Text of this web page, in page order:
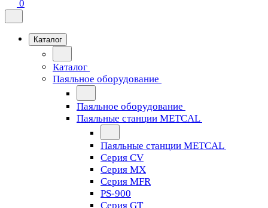
0
Каталог
Каталог
Паяльное оборудование
Паяльное оборудование
Паяльные станции METCAL
Паяльные станции METCAL
Серия CV
Серия MX
Серия MFR
PS-900
Серия GT